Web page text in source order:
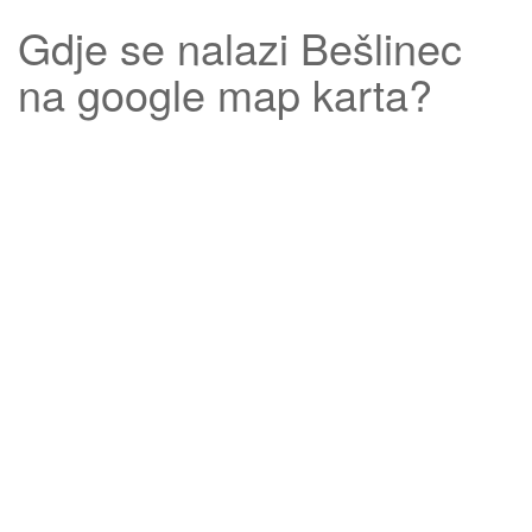
Gdje se nalazi Bešlinec
na google map karta?